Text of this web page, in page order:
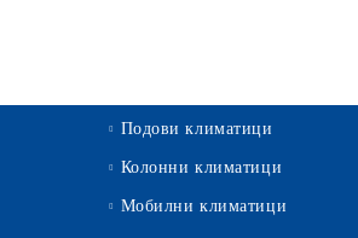
Подови климатици
Колонни климатици
Мобилни климатици